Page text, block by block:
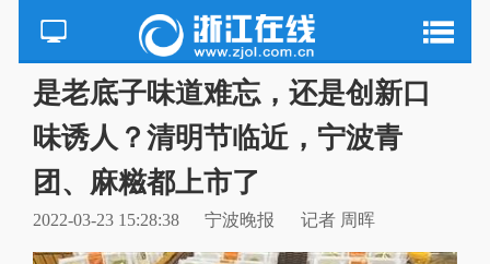
是老底子味道难忘，还是创新口
味诱人？清明节临近，宁波青
团、麻糍都上市了
2022-03-23 15:28:38 宁波晚报 记者 周晖